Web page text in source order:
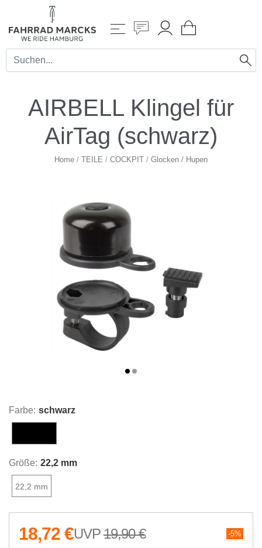
AIRBELL Klingel für
AirTag (schwarz)
Home / TEILE / COCKPIT / Glocken / Hupen
Farbe: schwarz
Größe: 22,2 mm
22,2 mm
19,90 € 5%
18,72 €